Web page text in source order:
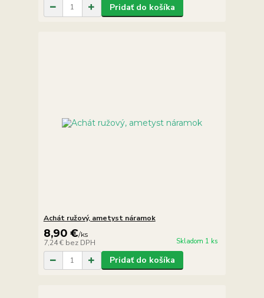
Pridať do košíka
Achát ružový, ametyst náramok
8,90 €/ks
7,24 € bez DPH Skladom 1 ks
Pridať do košíka